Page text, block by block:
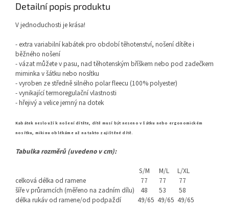
Detailní popis produktu
V jednoduchosti je krása!
- extra variabilní kabátek pro období těhotenství, nošení dítěte i
běžného nošení
- vázat můžete v pasu, nad těhotenským bříškem nebo pod zadečkem
miminka v šátku nebo nosítku
- vyroben ze středně silného polar fleecu (100% polyester)
- vynikající termoregulační vlastnosti
- hřejivý a velice jemný na dotek
Kabátek neslouží k nošení dítěte, dítě musí být neseno v šátku nebo ergonomickém
nosítku, mikinu oblékáme až na takto zajištěné dítě.
Tabulka rozměrů (uvedeno v cm):
S/M
M/L
L/XL
celková délka od ramene
77 77
77
šíře v průramcích (měřeno na zadním dílu)
48 53
58
délka rukáv od ramene/od podpaždí
49/65 49/65 49/65